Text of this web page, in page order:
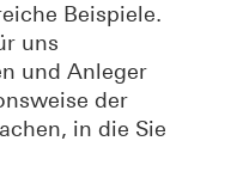
Beispiele.
uns
und Anleger
der
in die Sie